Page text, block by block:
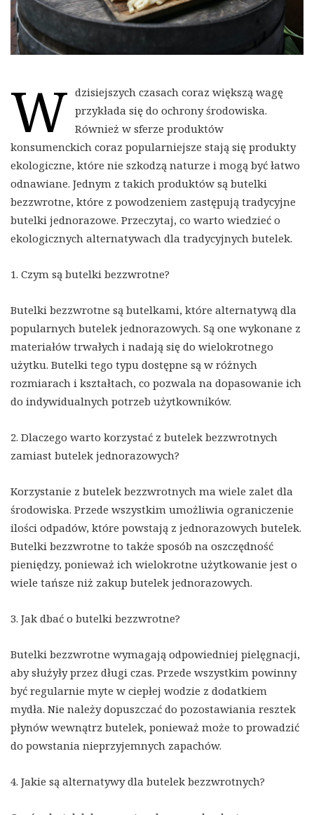
W dzisiejszych czasach coraz większą wagę
przykłada się do ochrony środowiska.
Również w sferze produktów
konsumenckich coraz popularniejsze stają się produkty
ekologiczne, które nie szkodzą naturze i mogą być łatwo
odnawiane. Jednym z takich produktów są butelki
bezzwrotne, które z powodzeniem zastępują tradycyjne
butelki jednorazowe. Przeczytaj, co warto wiedzieć o
ekologicznych alternatywach dla tradycyjnych butelek.
1. Czym są butelki bezzwrotne?
Butelki bezzwrotne są butelkami, które alternatywą dla
popularnych butelek jednorazowych. Są one wykonane z
materiałów trwałych i nadają się do wielokrotnego
użytku. Butelki tego typu dostępne są w różnych
rozmiarach i kształtach, co pozwala na dopasowanie ich
do indywidualnych potrzeb użytkowników.
2. Dlaczego warto korzystać z butelek bezzwrotnych
zamiast butelek jednorazowych?
Korzystanie z butelek bezzwrotnych ma wiele zalet dla
środowiska. Przede wszystkim umożliwia ograniczenie
ilości odpadów, które powstają z jednorazowych butelek.
Butelki bezzwrotne to także sposób na oszczędność
pieniędzy, ponieważ ich wielokrotne użytkowanie jest o
wiele tańsze niż zakup butelek jednorazowych.
3. Jak dbać o butelki bezzwrotne?
Butelki bezzwrotne wymagają odpowiedniej pielęgnacji,
aby służyły przez długi czas. Przede wszystkim powinny
być regularnie myte w ciepłej wodzie z dodatkiem
mydła. Nie należy dopuszczać do pozostawiania resztek
płynów wewnątrz butelek, ponieważ może to prowadzić
do powstania nieprzyjemnych zapachów.
4. Jakie są alternatywy dla butelek bezzwrotnych?